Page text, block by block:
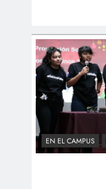
EN EL CAMPUS